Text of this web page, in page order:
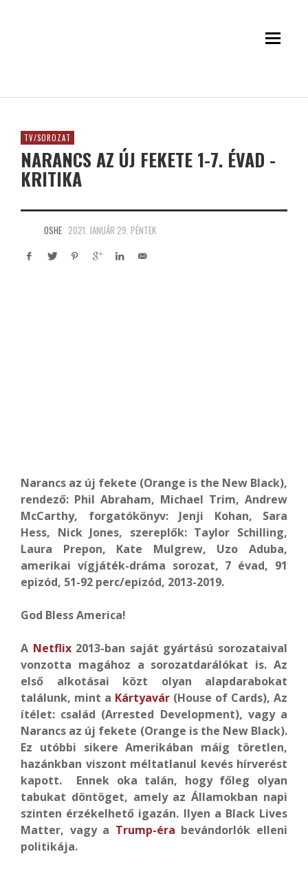
TV/SOROZAT
NARANCS AZ ÚJ FEKETE 1-7. ÉVAD -
KRITIKA
OSHE 2021. JANUÁR 29. PÉNTEK
Narancs az új fekete (Orange is the New Black),
rendező: Phil Abraham, Michael Trim, Andrew
McCarthy, forgatókönyv: Jenji Kohan, Sara
Hess, Nick Jones, szereplők: Taylor Schilling,
Laura Prepon, Kate Mulgrew, Uzo Aduba,
amerikai vígjáték-dráma sorozat, 7 évad, 91
epizód, 51-92 perc/epizód, 2013-2019.
God Bless America!
A Netflix2013-ban saját gyártású sorozataival
vonzotta magához a sorozatdarálókat is. Az
első alkotásai közt olyan alapdarabokat
találunk, mint a Kártyavár (House of Cards), Az
ítélet: család (Arrested Development), vagy a
Narancs az új fekete (Orange is the New Black).
Ez utóbbi sikere Amerikában máig töretlen,
hazánkban viszont méltatlanul kevés hírverést
kapott. Ennek oka talán, hogy főleg olyan
tabukat döntöget, amely az Államokban napi
szinten érzékelhető igazán. Ilyen a Black Lives
Matter, vagy a Trump-éra bevándorlók elleni
politikája.